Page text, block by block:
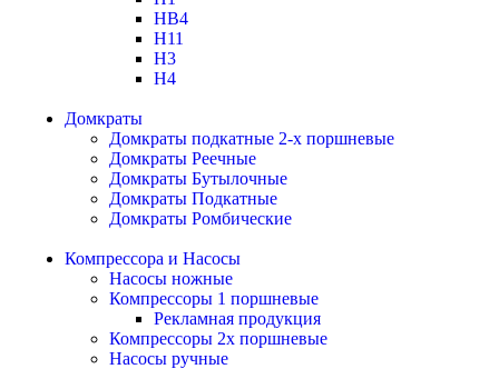
HB4
H11
H3
H4
Домкраты
Домкраты подкатные 2-х поршневые
Домкраты Реечные
Домкраты Бутылочные
Домкраты Подкатные
Домкраты Ромбические
Компрессора и Насосы
Насосы ножные
Компрессоры 1 поршневые
Рекламная продукция
Компрессоры 2х поршневые
Насосы ручные